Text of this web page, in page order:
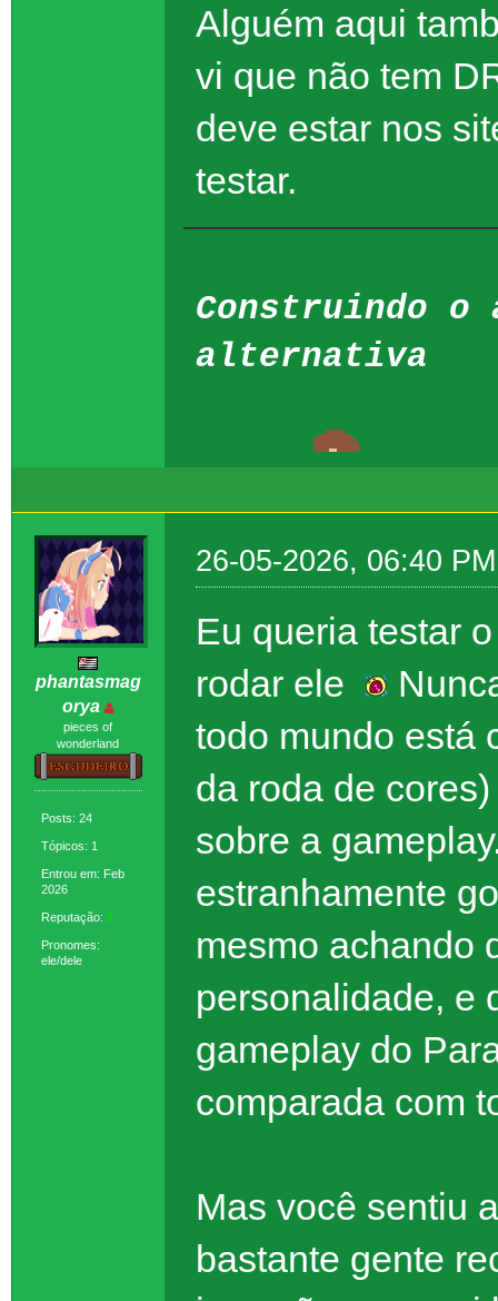
Alguém aqui
vi que não tem
deve estar nos
testar.
Construindo o
alternativa
phantasmag
orya
pieces of
wonderland
Posts: 24
Tópicos: 1
Entrou em: Feb
2026
Reputação: 1
Pronomes:
ele/dele
26-05-2026, 06:40 PM
Eu queria testar
rodar ele
todo mundo está
da roda de
sobre a
estranhamente
mesmo achando
personalidade, e
gameplay do
comparada com
Mas você sentiu
bastante gente